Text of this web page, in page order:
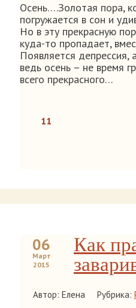
Осень….Золотая пора,
погружается в сон и
Но в эту прекрасную
куда-то пропадает,
Появляется депрессия,
ведь осень – не время
всего прекрасного…
11
06
Март
2015
Как
Автор: Елена Рубрика: